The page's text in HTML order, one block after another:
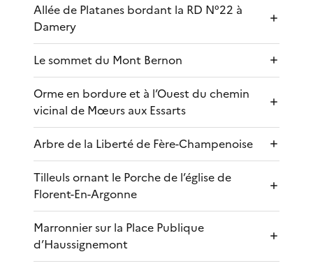
Allée de Platanes bordant la RD N°22 à
Damery
Le sommet du Mont Bernon
Orme en bordure et à l’Ouest du chemin
vicinal de Mœurs aux Essarts
Arbre de la Liberté de Fère-Champenoise
Tilleuls ornant le Porche de l’église de
Florent-En-Argonne
Marronnier sur la Place Publique
d’Haussignemont